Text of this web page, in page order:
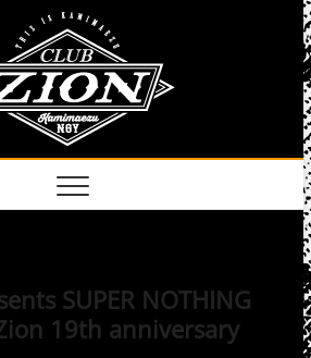
SUPER NOTHING
19th anniversary